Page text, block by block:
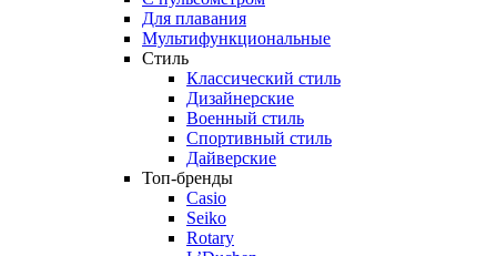
Для плавания
Мультифункциональные
Стиль
Классический стиль
Дизайнерские
Военный стиль
Спортивный стиль
Дайверские
Топ-бренды
Casio
Seiko
Rotary